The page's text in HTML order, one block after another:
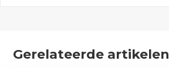
Gerelateerde artikelen